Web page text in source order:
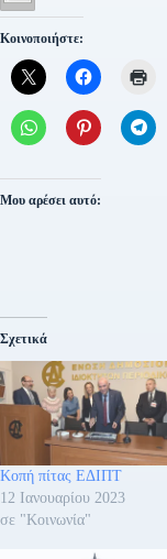
Κοινοποιήστε:
Μου αρέσει αυτό:
Σχετικά
Κοπή πίτας ΕΔΙΠΤ
12 Ιανουαρίου 2023
σε "Κοινωνία"